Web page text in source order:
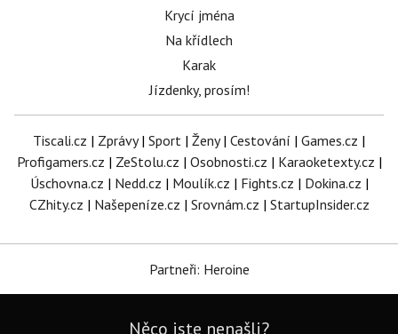
Krycí jména
Na křídlech
Karak
Jízdenky, prosím!
Tiscali.cz | Zprávy| Sport | Ženy| Cestování | Games.cz |
Profigamers.cz | ZeStolu.cz | Osobnosti.cz | Karaoketexty.cz |
Úschovna.cz | Nedd.cz | Moulík.cz | Fights.cz | Dokina.cz |
CZhity.cz | Našepeníze.cz | Srovnám.cz | StartupInsider.cz
Partneři: Heroine
Něco jste nenašli?